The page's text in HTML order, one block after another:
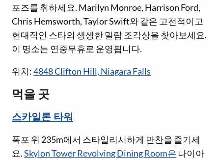
포즈를 취하세요. Marilyn Monroe, Harrison Ford,
Chris Hemsworth, Taylor Swift와 같은 고전적이고
현대적인 스타의 생생한 밀랍 조각상을 찾아보세요.
이 명소는 연중무휴로 운영됩니다.
위치:4848 Clifton Hill, Niagara Falls
먹을 곳
스카일론 타워
폭포 위 235m에서 스타일리시하게 만찬을 즐기세
요.Skylon Tower Revolving Dining Room은 나이아